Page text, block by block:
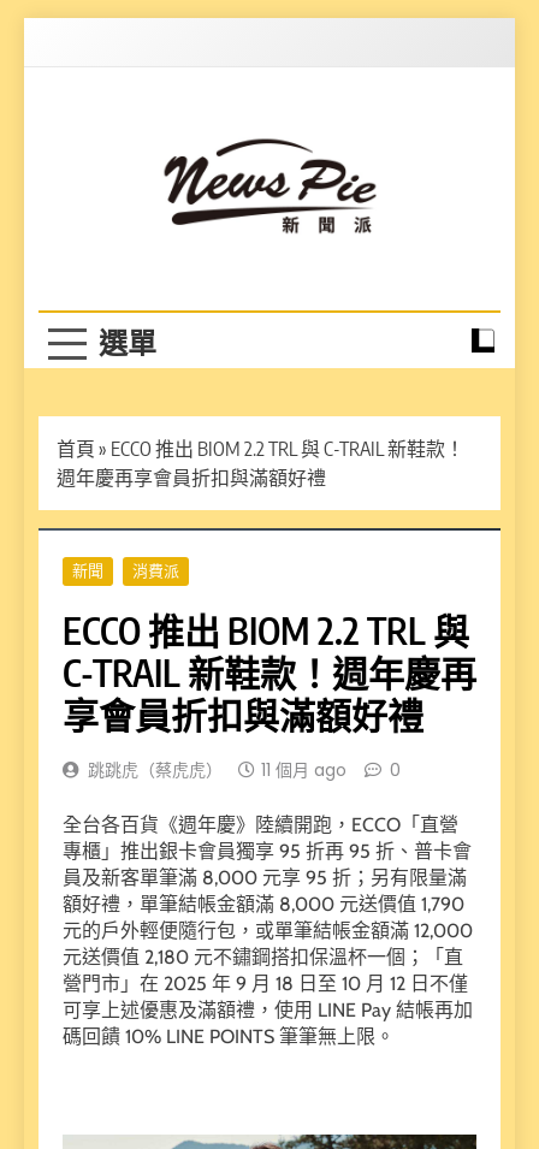
首頁 » ECCO 推出 BIOM 2.2 TRL 與 C-TRAIL 新鞋款！
週年慶再享會員折扣與滿額好禮
新聞 消費派
ECCO 推出 BIOM 2.2 TRL 與
C-TRAIL 新鞋款！週年慶再
享會員折扣與滿額好禮
跳跳虎（蔡虎虎） 11 個月 ago 0
全台各百貨《週年慶》陸續開跑，ECCO「直營
專櫃」推出銀卡會員獨享 95 折再 95 折、普卡會
員及新客單筆滿 8,000 元享 95 折；另有限量滿
額好禮，單筆結帳金額滿 8,000 元送價值 1,790
元的戶外輕便隨行包，或單筆結帳金額滿 12,000
元送價值 2,180 元不鏽鋼搭扣保溫杯一個；「直
營門市」在 2025 年 9 月 18 日至 10 月 12 日不僅
可享上述優惠及滿額禮，使用 LINE Pay 結帳再加
碼回饋 10% LINE POINTS 筆筆無上限。